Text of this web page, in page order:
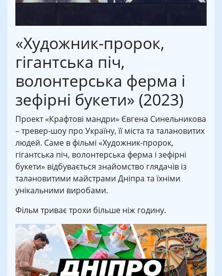
«Художник-пророк,
гігантська піч,
волонтерська ферма і
зефірні букети» (2023)
Проект «Крафтові мандри» Євгена Синельникова
– тревер-шоу про Україну, її міста та талановитих
людей. Саме в фільмі «Художник-пророк,
гігантська піч, волонтерська ферма і зефірні
букети» відбувається знайомство глядачів із
талановитими майстрами Дніпра та їхніми
унікальними виробами.
Фільм триває трохи більше ніж годину.